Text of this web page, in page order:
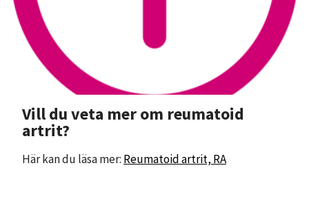
Vill du veta mer om reumatoid
artrit?
Här kan du läsa mer: Reumatoid artrit, RA